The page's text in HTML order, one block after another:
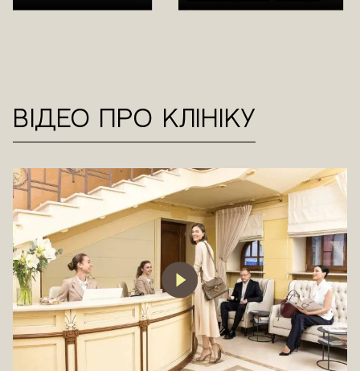
Відео про клініку